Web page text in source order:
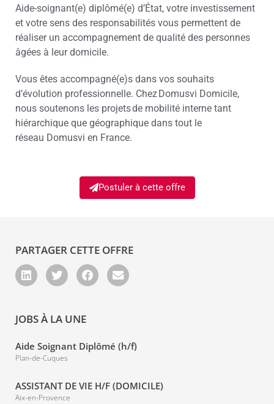
Aide-soignant(e) diplômé(e) d’État, votre investissement
et votre sens des responsabilités vous permettent de
réaliser un accompagnement de qualité des personnes
âgées à leur domicile.
Vous êtes accompagné(e)s dans vos souhaits
d’évolution professionnelle. Chez Domusvi Domicile,
nous soutenons les projets de mobilité interne tant
hiérarchique que géographique dans tout le
réseau Domusvi en France.
Postuler à cette offre
PARTAGER CETTE OFFRE
JOBS À LA UNE
Aide Soignant Diplômé (h/f)
Plan-de-Cuques
ASSISTANT DE VIE H/F (DOMICILE)
Aix-en-Provence